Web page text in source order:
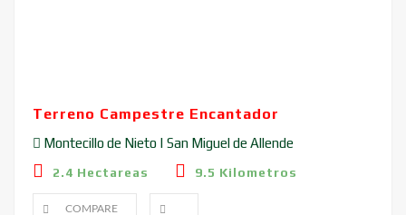
Terreno Campestre Encantador
Montecillo de Nieto | San Miguel de Allende
2.4 Hectareas 9.5 Kilometros
COMPARE